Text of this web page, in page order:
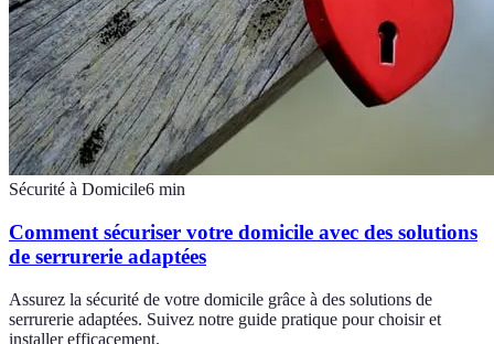
Sécurité à Domicile6 min
Comment sécuriser votre domicile avec des solutions
de serrurerie adaptées
Assurez la sécurité de votre domicile grâce à des solutions de
serrurerie adaptées. Suivez notre guide pratique pour choisir et
installer efficacement.